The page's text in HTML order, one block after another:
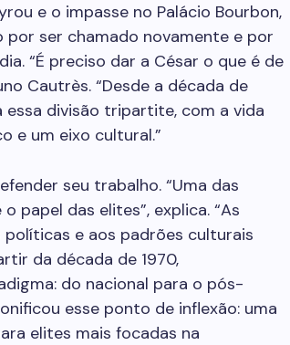
e o impasse no Palácio Bourbon,
ser chamado novamente e por
“É preciso dar a César o que é de
Cautrès. “Desde a década de
divisão tripartite, com a vida
e um eixo cultural.”
seu trabalho. “Uma das
papel das elites”, explica. “As
e aos padrões culturais
da década de 1970,
do nacional para o pós-
esse ponto de inflexão: uma
elites mais focadas na